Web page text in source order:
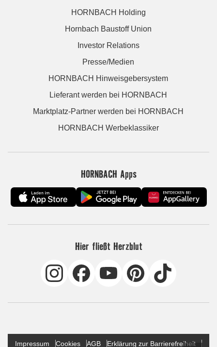
HORNBACH Holding
Hornbach Baustoff Union
Investor Relations
Presse/Medien
HORNBACH Hinweisgebersystem
Lieferant werden bei HORNBACH
Marktplatz-Partner werden bei HORNBACH
HORNBACH Werbeklassiker
HORNBACH Apps
Hier fließt Herzblut
Impressum Cookies AGB Erklärung zur Barrierefreiheit